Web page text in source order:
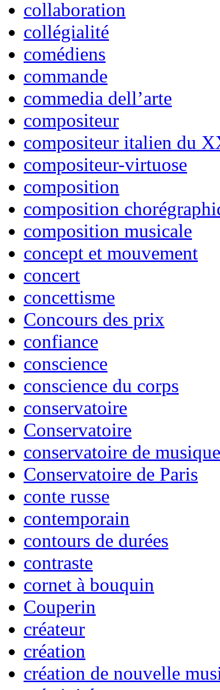
collaboration
collégialité
comédiens
commande
commedia dell’arte
compositeur
compositeur italien du
compositeur-virtuose
composition
composition
composition musicale
concept et mouvement
concert
concettisme
Concours des prix
confiance
conscience
conscience du corps
conservatoire
Conservatoire
conservatoire de musique
Conservatoire de Paris
conte russe
contemporain
contours de durées
contraste
cornet à bouquin
Couperin
créateur
création
création de nouvelle